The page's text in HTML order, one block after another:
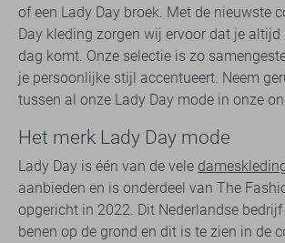
of een Lady Day broek. Met de nieuwste
Day kleding zorgen wij ervoor dat je
dag komt. Onze selectie is zo
je persoonlijke stijl accentueert. Neem
tussen al onze Lady Day mode in onze
Het merk Lady Day mode
Lady Day is één van de vele
aanbieden en is onderdeel van The
opgericht in 2022. Dit Nederlandse
benen op de grond en dit is te zien in de